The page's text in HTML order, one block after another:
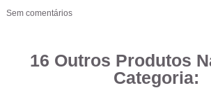
Sem comentários
16 Outros Produtos
Categoria: